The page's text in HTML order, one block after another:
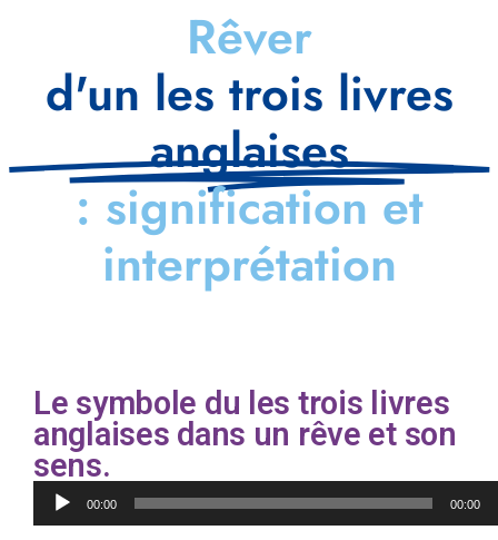
Rêver
d'un les trois livres
anglaises
: signification et
interprétation
Le symbole du les trois livres
anglaises dans un rêve et son
sens.
Lecteur
audio00:00 00:00